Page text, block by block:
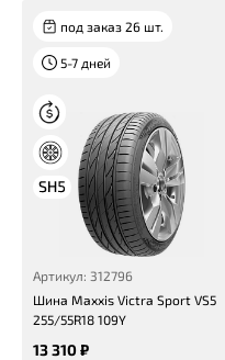
под заказ 26 шт.
5-7 дней
Артикул: 312796
Шина Maxxis Victra Sport VS5
255/55R18 109Y
13 310 ₽